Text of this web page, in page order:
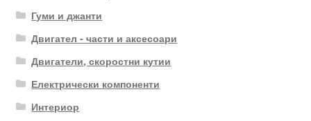
Гуми и джанти
Двигател - части и аксесоари
Двигатели, скоростни кутии
Електрически компоненти
Интериор